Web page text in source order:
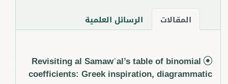
المقالات الرسائل العلمية
Revisiting al Samawʾal’s table of binomial
coefficients: Greek inspiration, diagrammatic